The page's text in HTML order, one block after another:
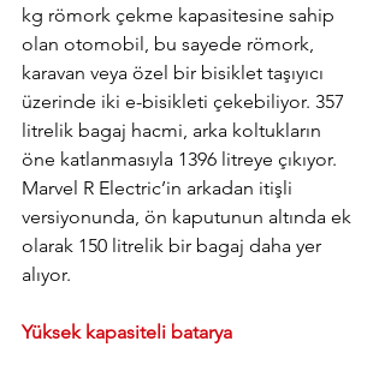
kg römork çekme kapasitesine sahip
olan otomobil, bu sayede römork,
karavan veya özel bir bisiklet taşıyıcı
üzerinde iki e-bisikleti çekebiliyor. 357
litrelik bagaj hacmi, arka koltukların
öne katlanmasıyla 1396 litreye çıkıyor.
Marvel R Electric’in arkadan itişli
versiyonunda, ön kaputunun altında ek
olarak 150 litrelik bir bagaj daha yer
alıyor.
Yüksek kapasiteli batarya